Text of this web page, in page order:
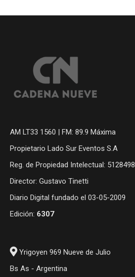
AM LT33 1560 | FM: 89.9 Máxima
Propietario Lado Sur Eventos S.A
Reg. de Propiedad Intelectual: 5128498
Director: Gustavo Tinetti
Diario Digital fundado el 03-05-2009
Edición: 6307
Yrigoyen 969 Nueve de Julio
Bs As - Argentina